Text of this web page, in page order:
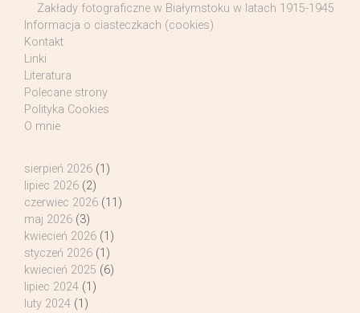
Zakłady fotograficzne w Białymstoku w latach 1915-1945
Informacja o ciasteczkach (cookies)
Kontakt
Linki
Literatura
Polecane strony
Polityka Cookies
O mnie
sierpień 2026 (1)
lipiec 2026 (2)
czerwiec 2026 (11)
maj 2026 (3)
kwiecień 2026 (1)
styczeń 2026 (1)
kwiecień 2025 (6)
lipiec 2024 (1)
luty 2024 (1)